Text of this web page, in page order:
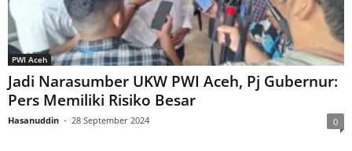
PWI Aceh
Jadi Narasumber UKW PWI Aceh, Pj Gubernur:
Pers Memiliki Risiko Besar
Hasanuddin - 28 September 2024 0